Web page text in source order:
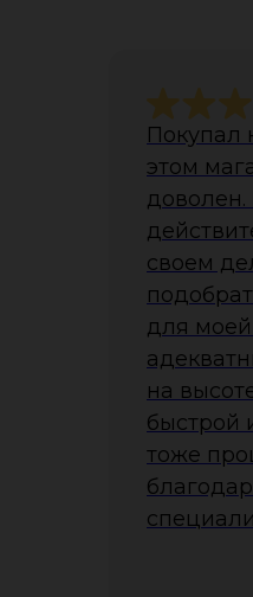
Покупал
этом
доволен.
своем
для
на
быстрой
тоже